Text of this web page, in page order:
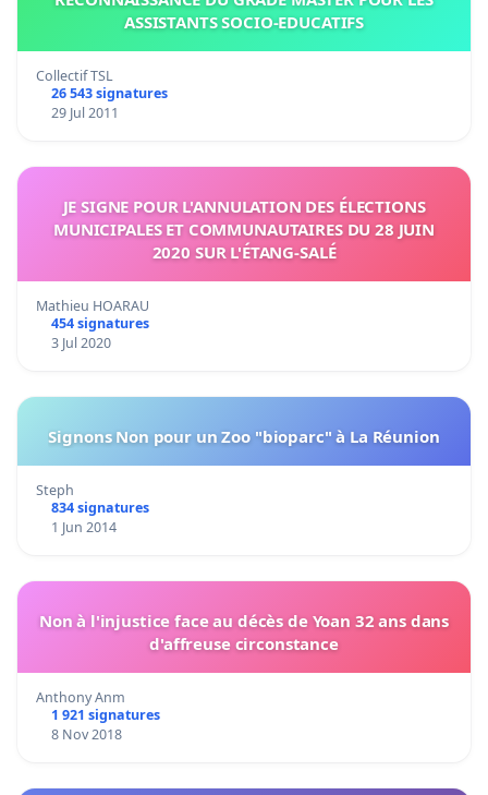
ASSISTANTS SOCIO-EDUCATIFS
Collectif TSL
26 543 signatures
29 Jul 2011
JE SIGNE POUR L'ANNULATION DES ÉLECTIONS
MUNICIPALES ET COMMUNAUTAIRES DU 28 JUIN
2020 SUR L'ÉTANG-SALÉ
Mathieu HOARAU
454 signatures
3 Jul 2020
Signons Non pour un Zoo "bioparc" à La Réunion
Steph
834 signatures
1 Jun 2014
Non à l'injustice face au décès de Yoan 32 ans dans
d'affreuse circonstance
Anthony Anm
1 921 signatures
8 Nov 2018